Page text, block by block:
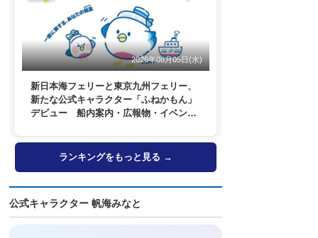
2026年08月05日(水)
新日本海フェリーと東京九州フェリー、
新たな公式キャラクター「ふねかもん」
デビュー 船内案内・広報物・イベン
ランキングをもっと見る →
公式キャラクター 帆海みなと